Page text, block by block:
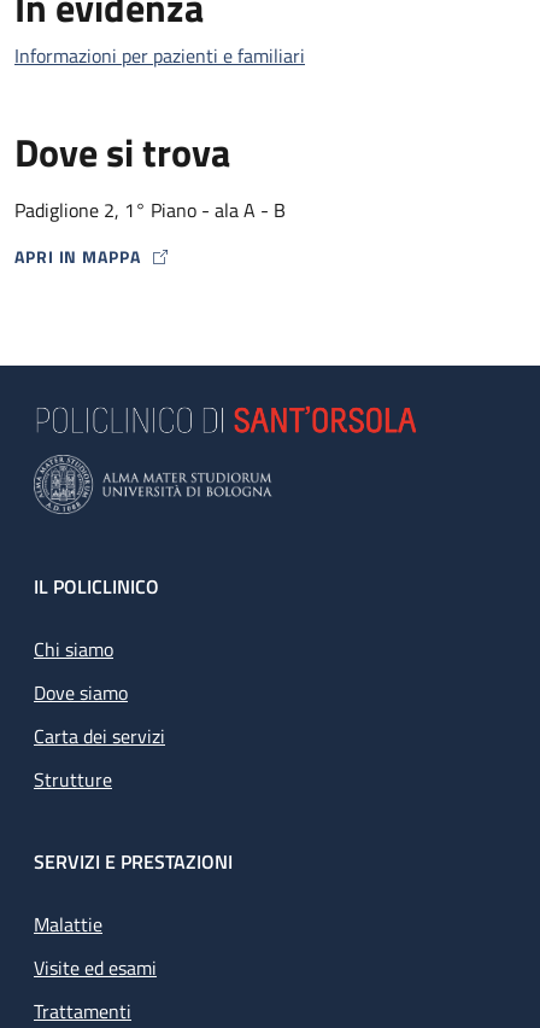
Informazioni per pazienti e familiari
Dove si trova
Padiglione 2, 1° Piano - ala A - B
APRI IN MAPPA
MAP ICON
Footer
IL POLICLINICO
Chi siamo
Dove siamo
Carta dei servizi
Strutture
SERVIZI E PRESTAZIONI
Malattie
Visite ed esami
Trattamenti